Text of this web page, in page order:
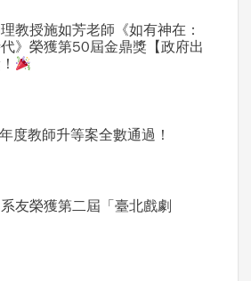
教授施如芳老師《如有神在：
》榮獲第50屆金鼎獎【政府出
度教師升等案全數通過！
友榮獲第二屆「臺北戲劇